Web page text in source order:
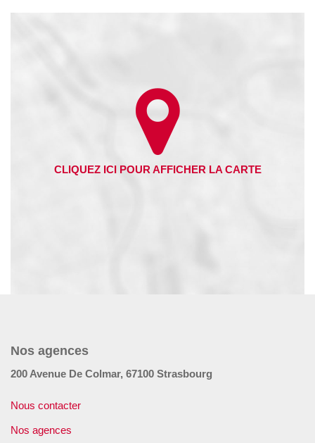
Nos agences
200 Avenue De Colmar, 67100 Strasbourg
Nous contacter
Nos agences